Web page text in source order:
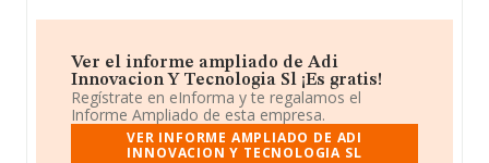
Ver el informe ampliado de Adi
Innovacion Y Tecnologia Sl ¡Es gratis!
Regístrate en eInforma y te regalamos el
Informe Ampliado de esta empresa.
VER INFORME AMPLIADO DE ADI
INNOVACION Y TECNOLOGIA SL